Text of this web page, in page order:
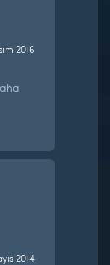
2016
2014